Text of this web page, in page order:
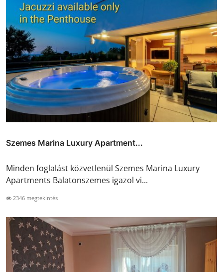
Szemes Marina Luxury Apartment...
Minden foglalást közvetlenül Szemes Marina Luxury
Apartments Balatonszemes igazol vi...
2346 megtekintés